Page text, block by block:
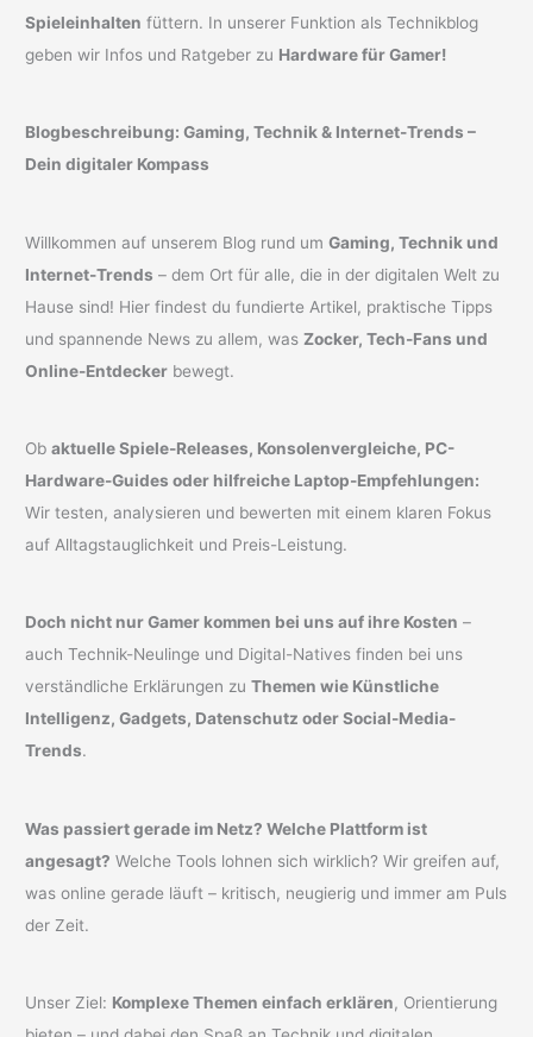
Spieleinhalten füttern. In unserer Funktion als Technikblog
geben wir Infos und Ratgeber zu Hardware für Gamer!
Blogbeschreibung: Gaming, Technik & Internet-Trends –
Dein digitaler Kompass
Willkommen auf unserem Blog rund umGaming, Technik und
Internet-Trends – dem Ort für alle, die in der digitalen Welt zu
Hause sind! Hier findest du fundierte Artikel, praktische Tipps
und spannende News zu allem, wasZocker, Tech-Fans und
Online-Entdecker bewegt.
Obaktuelle Spiele-Releases, Konsolenvergleiche, PC-
Hardware-Guides oder hilfreiche Laptop-Empfehlungen:
Wir testen, analysieren und bewerten mit einem klaren Fokus
auf Alltagstauglichkeit und Preis-Leistung.
Doch nicht nur Gamer kommen bei uns auf ihre Kosten –
auch Technik-Neulinge und Digital-Natives finden bei uns
verständliche Erklärungen zuThemen wie Künstliche
Intelligenz, Gadgets, Datenschutz oder Social-Media-
Trends.
Was passiert gerade im Netz? Welche Plattform ist
angesagt? Welche Tools lohnen sich wirklich? Wir greifen auf,
was online gerade läuft – kritisch, neugierig und immer am Puls
der Zeit.
Unser Ziel: Komplexe Themen einfach erklären, Orientierung